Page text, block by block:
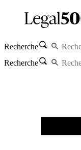
Recherche
Recherche